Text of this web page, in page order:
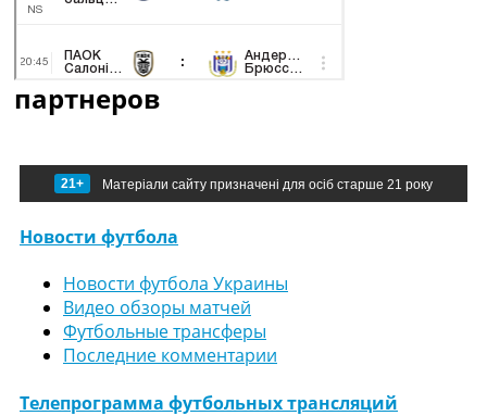
партнеров
21+ Матеріали сайту призначені для осіб старше 21 року
Новости футбола
Новости футбола Украины
Видео обзоры матчей
Футбольные трансферы
Последние комментарии
Телепрограмма футбольных трансляций